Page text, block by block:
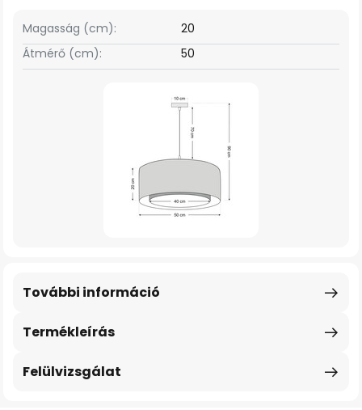
Magasság (cm):
20
Átmérő (cm):
50
Termékleírás
További információ
Felülvizsgálat